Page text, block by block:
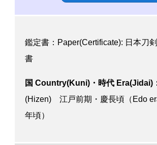
鑑定書：Paper(Certificate): 日本刀
書
国 Country(Kuni)・時代 Era(Jidai)
(Hizen) 江戸前期・慶長頃（Edo
年頃）